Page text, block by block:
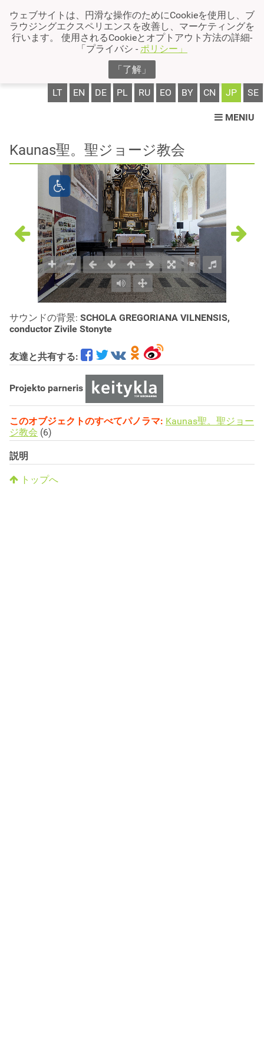
ウェブサイトは、円滑な操作のためにCookieを使用し、ブ
ラウジングエクスペリエンスを改善し、マーケティングを
行います。 使用されるCookieとオプトアウト方法の詳細-
「プライバシ - ポリシー」
「了解」
LT EN DE PL RU EO BY CN JP SE
MENIU
Kaunas聖。聖ジョージ教会
サウンドの背景: SCHOLA GREGORIANA VILNENSIS,
conductor Zivile Stonyte
友達と共有する:
Projekto parneris
このオブジェクトのすべてパノラマ: Kaunas聖。聖ジョー
ジ教会 (6)
説明
トップへ